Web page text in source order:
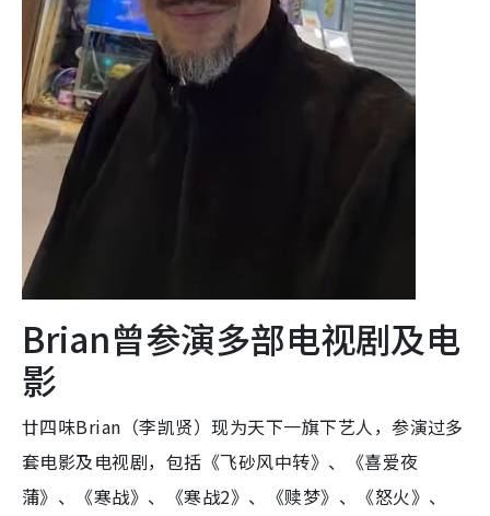
Brian曾参演多部电视剧及电
影
廿四味Brian（李凯贤）现为天下一旗下艺人，参演过多
套电影及电视剧，包括《飞砂风中转》、《喜爱夜
蒲》、《寒战》、《寒战2》、《赎梦》、《怒火》、